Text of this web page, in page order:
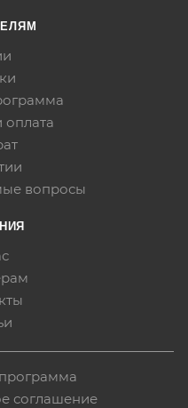
оплата
вопросы
соглашение